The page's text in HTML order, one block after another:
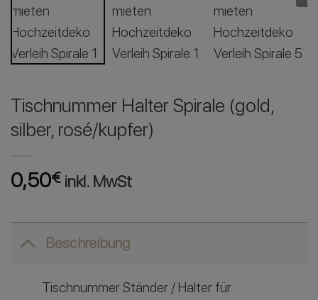
Tischnummer Halter Spirale (gold,
silber, rosé/kupfer)
0,50€ inkl. MwSt
Beschreibung
Tischnummer Ständer / Halter für